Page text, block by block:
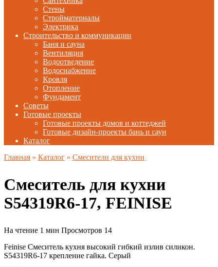
Стены
Стройматериалы
Электрика
Строительство и коммуникации
Баня и сауна
Вентиляция
Водоотведение
Водоснабжение
Кровля
Отопление
Фундамент
Советы
Готовые проекты
Готовые проекты домов и коттеджей
Готовые дизайн-проекты бань и саун
Каталог
Главная » Каталог » Смесители для кухни
Смеситель для кухни
S54319R6-17, FEINISE
На чтение 1 мин Просмотров 14
Feinise Смеситель кухня высокий гибкий излив силикон.
S54319R6-17 крепление гайка. Серый